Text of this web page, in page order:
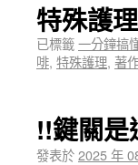
特殊護理
已標籤一分鐘搞
啡, 特殊護理, 著
!!鍵關是
發表於2025 年